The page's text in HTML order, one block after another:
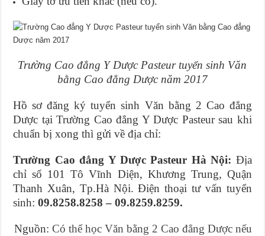
Trường Cao đẳng Y Dược Pasteur tuyển sinh Văn
bằng Cao đẳng Dược năm 2017
Hồ sơ đăng ký tuyển sinh Văn bằng 2 Cao đẳng
Dược tại Trường Cao đẳng Y Dược Pasteur sau khi
chuẩn bị xong thì gửi về địa chỉ:
Trường Cao đẳng Y Dược Pasteur Hà Nội: Địa
chỉ số 101 Tô Vĩnh Diện, Khương Trung, Quận
Thanh Xuân, Tp.Hà Nội. Điện thoại tư vấn tuyển
sinh:09.8258.8258 – 09.8259.8259.
Nguồn: Có thể học Văn bằng 2 Cao đẳng Dược nếu